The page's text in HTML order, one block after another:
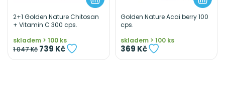
2+1 Golden Nature Chitosan
+ Vitamin C 300 cps.
skladem > 100 ks
1 047 Kč 739 Kč
Golden Nature Acai berry 100
cps.
skladem > 100 ks
369 Kč